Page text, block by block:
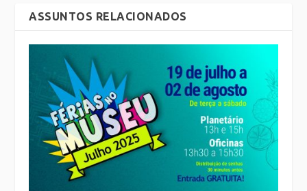
ASSUNTOS RELACIONADOS